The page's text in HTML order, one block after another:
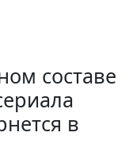
составе
в